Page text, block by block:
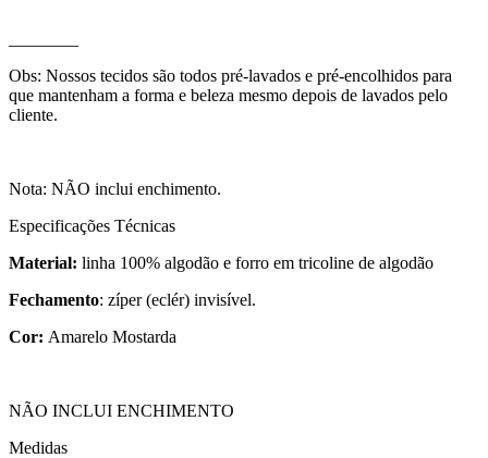
Obs: Nossos tecidos são todos pré-lavados e pré-encolhidos para
que mantenham a forma e beleza mesmo depois de lavados pelo
cliente.
Nota: NÃO inclui enchimento.
Especificações Técnicas
Material: linha 100% algodão e forro em tricoline de algodão
Fechamento: zíper (eclér) invisível.
Cor: Amarelo Mostarda
NÃO INCLUI ENCHIMENTO
Medidas